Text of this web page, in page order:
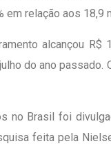
em relação aos
alcançou
do ano
no Brasil foi
feita pela